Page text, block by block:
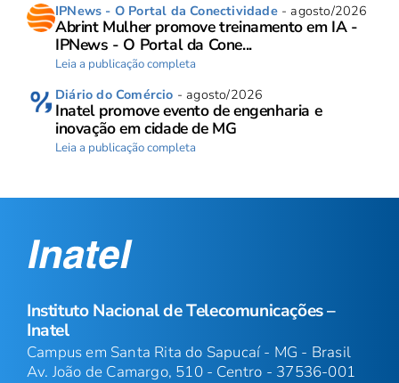
IPNews - O Portal da Conectividade- agosto/2026
Abrint Mulher promove treinamento em IA -
IPNews - O Portal da Cone...
Leia a publicação completa
Diário do Comércio - agosto/2026
Inatel promove evento de engenharia e
inovação em cidade de MG
Leia a publicação completa
Instituto Nacional de Telecomunicações –
Inatel
Campus em Santa Rita do Sapucaí - MG - Brasil
Av. João de Camargo, 510 - Centro - 37536-001